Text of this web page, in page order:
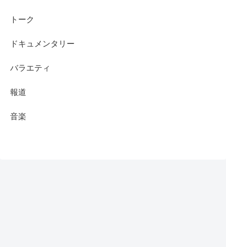
トーク
ドキュメンタリー
バラエティ
報道
音楽